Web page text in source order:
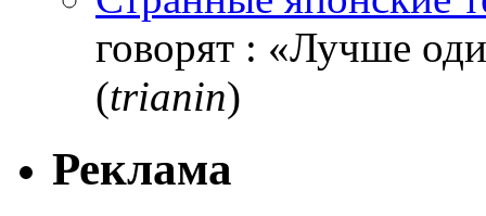
говорят : «Лучше
(trianin)
Реклама